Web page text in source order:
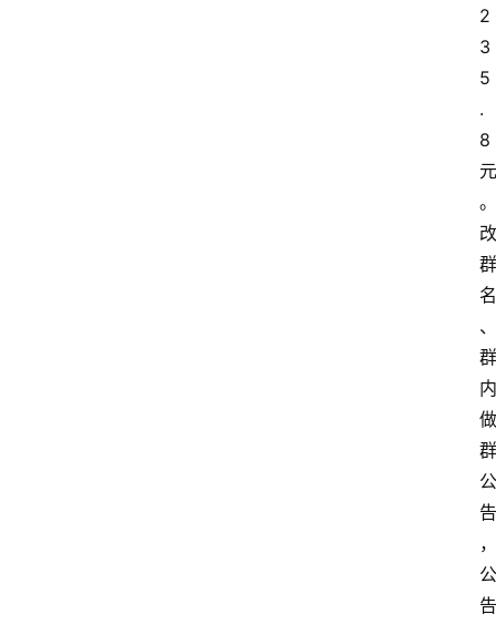
2
3
5
.
8
元
。
改
群
名
、
群
内
做
群
公
告
，
公
告